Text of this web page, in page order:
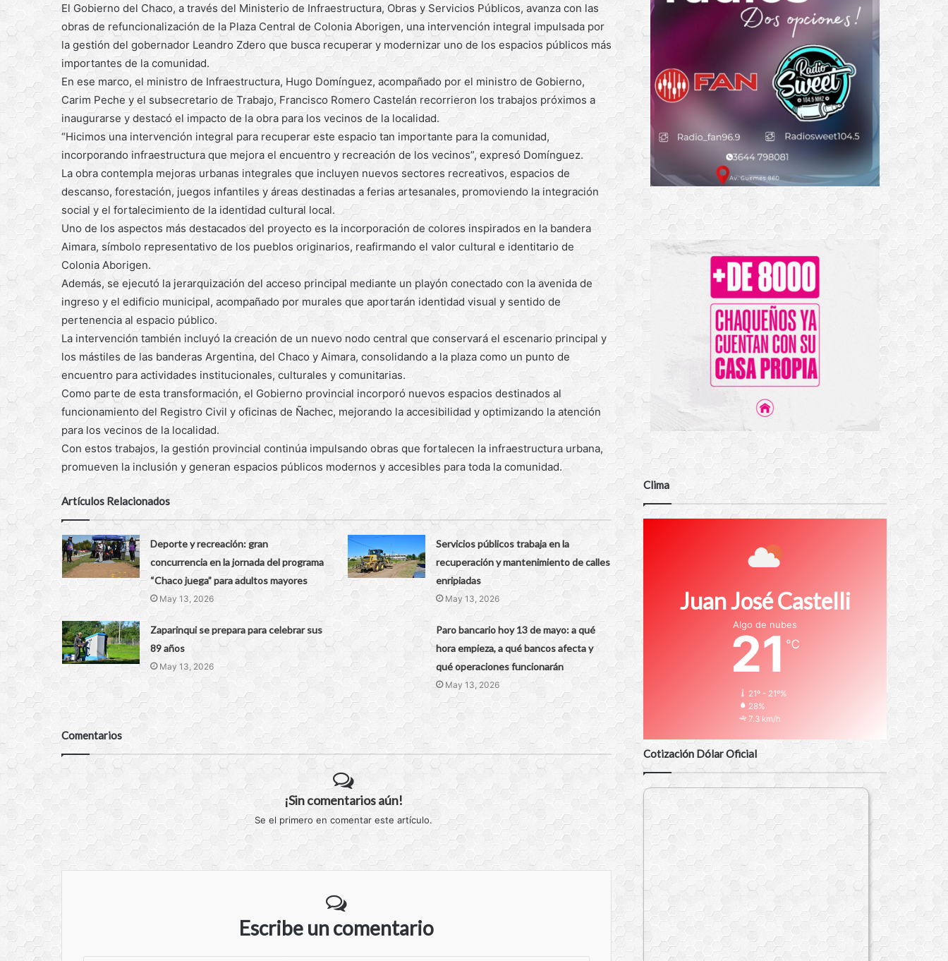
El Gobierno del Chaco, a través del Ministerio de Infraestructura, Obras y Servicios Públicos, avanza con las
obras de refuncionalización de la Plaza Central de Colonia Aborigen, una intervención integral impulsada por
la gestión del gobernador Leandro Zdero que busca recuperar y modernizar uno de los espacios públicos más
importantes de la comunidad.
En ese marco, el ministro de Infraestructura, Hugo Domínguez, acompañado por el ministro de Gobierno,
Carim Peche y el subsecretario de Trabajo, Francisco Romero Castelán recorrieron los trabajos próximos a
inaugurarse y destacó el impacto de la obra para los vecinos de la localidad.
“Hicimos una intervención integral para recuperar este espacio tan importante para la comunidad,
incorporando infraestructura que mejora el encuentro y recreación de los vecinos”, expresó Domínguez.
La obra contempla mejoras urbanas integrales que incluyen nuevos sectores recreativos, espacios de
descanso, forestación, juegos infantiles y áreas destinadas a ferias artesanales, promoviendo la integración
social y el fortalecimiento de la identidad cultural local.
Uno de los aspectos más destacados del proyecto es la incorporación de colores inspirados en la bandera
Aimara, símbolo representativo de los pueblos originarios, reafirmando el valor cultural e identitario de
Colonia Aborigen.
Además, se ejecutó la jerarquización del acceso principal mediante un playón conectado con la avenida de
ingreso y el edificio municipal, acompañado por murales que aportarán identidad visual y sentido de
pertenencia al espacio público.
La intervención también incluyó la creación de un nuevo nodo central que conservará el escenario principal y
los mástiles de las banderas Argentina, del Chaco y Aimara, consolidando a la plaza como un punto de
encuentro para actividades institucionales, culturales y comunitarias.
Como parte de esta transformación, el Gobierno provincial incorporó nuevos espacios destinados al
funcionamiento del Registro Civil y oficinas de Ñachec, mejorando la accesibilidad y optimizando la atención
para los vecinos de la localidad.
Con estos trabajos, la gestión provincial continúa impulsando obras que fortalecen la infraestructura urbana,
promueven la inclusión y generan espacios públicos modernos y accesibles para toda la comunidad.
Artículos Relacionados
Deporte y recreación: gran
concurrencia en la jornada del programa
“Chaco juega” para adultos mayores
May 13, 2026
Servicios públicos trabaja en la
recuperación y mantenimiento de calles
enripiadas
May 13, 2026
Zaparinqui se prepara para celebrar sus
89 años
May 13, 2026
Paro bancario hoy 13 de mayo: a qué
hora empieza, a qué bancos afecta y
qué operaciones funcionarán
May 13, 2026
Comentarios
¡Sin comentarios aún!
Se el primero en comentar este artículo.
Escribe un comentario
Clima
Juan José Castelli
Algo de nubes
21 ℃
21º - 21º%
28%
7.3 km/h
Cotización Dólar Oficial